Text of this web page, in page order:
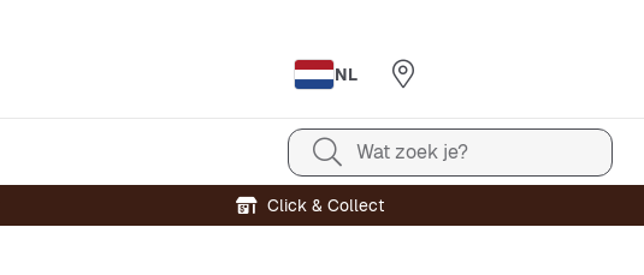
NL
Wat zoek je?
Click & Collect